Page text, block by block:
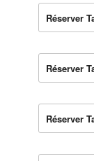
Réserver
Réserver
Réserver